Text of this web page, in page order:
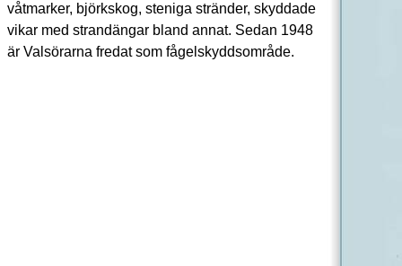
våtmarker, björkskog, steniga stränder, skyddade
vikar med strandängar bland annat. Sedan 1948
är Valsörarna fredat som fågelskyddsområde.